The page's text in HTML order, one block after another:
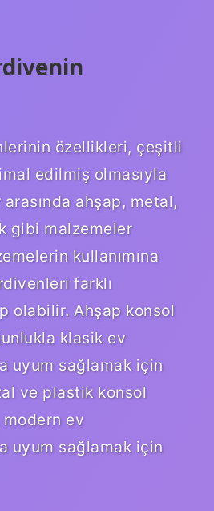
özellikleri, çeşitli
edilmiş olmasıyla
ahşap, metal,
gibi malzemeler
kullanımına
farklı
olabilir. Ahşap konsol
klasik ev
uyum sağlamak için
ve plastik konsol
ev
uyum sağlamak için